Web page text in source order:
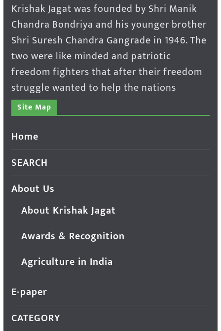
Krishak Jagat was founded by Shri Manik
Chandra Bondriya and his younger brother
Shri Suresh Chandra Gangrade in 1946. The
two were like minded and patriotic
freedom fighters that after their freedom
struggle wanted to help the nations
Site Map
Home
SEARCH
About Us
About Krishak Jagat
Awards & Recognition
Agriculture in India
E-paper
CATEGORY